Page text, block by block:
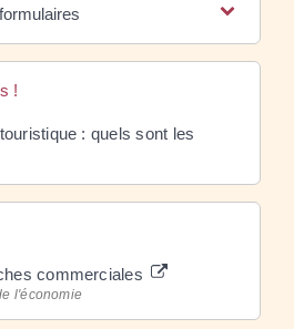
!
: quels sont les
commerciales
l'économie